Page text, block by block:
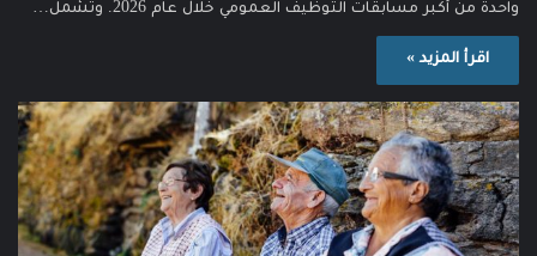
واحدة من أكبر مسابقات التوظيف العمومي خلال عام 2026. وتشمل…
اقرأ المزيد »